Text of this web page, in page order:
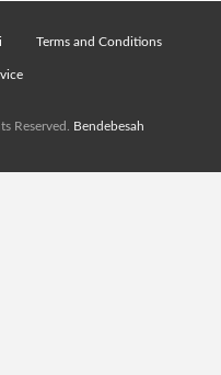
Terms and Conditions
Reserved. Bendebesah